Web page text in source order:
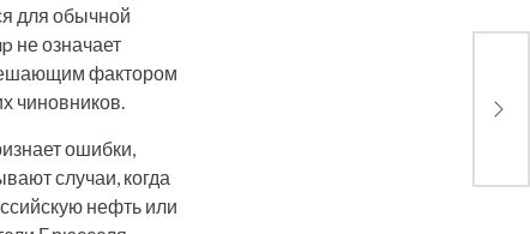
для обычной
не означает
фактором
чиновников.
ошибки,
случаи, когда
нефть или